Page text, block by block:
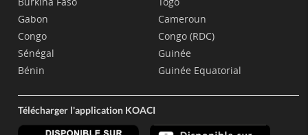
Gabon
Congo
Sénégal
Bénin
Cameroun
Congo (RDC)
Guinée
Guinée Equatorial
Télécharger l'application KOACI